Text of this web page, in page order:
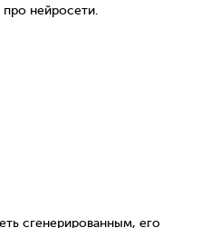
нейросети.
сгенерированным, его